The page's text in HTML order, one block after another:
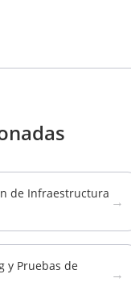
de Infraestructura →
y Pruebas de
→